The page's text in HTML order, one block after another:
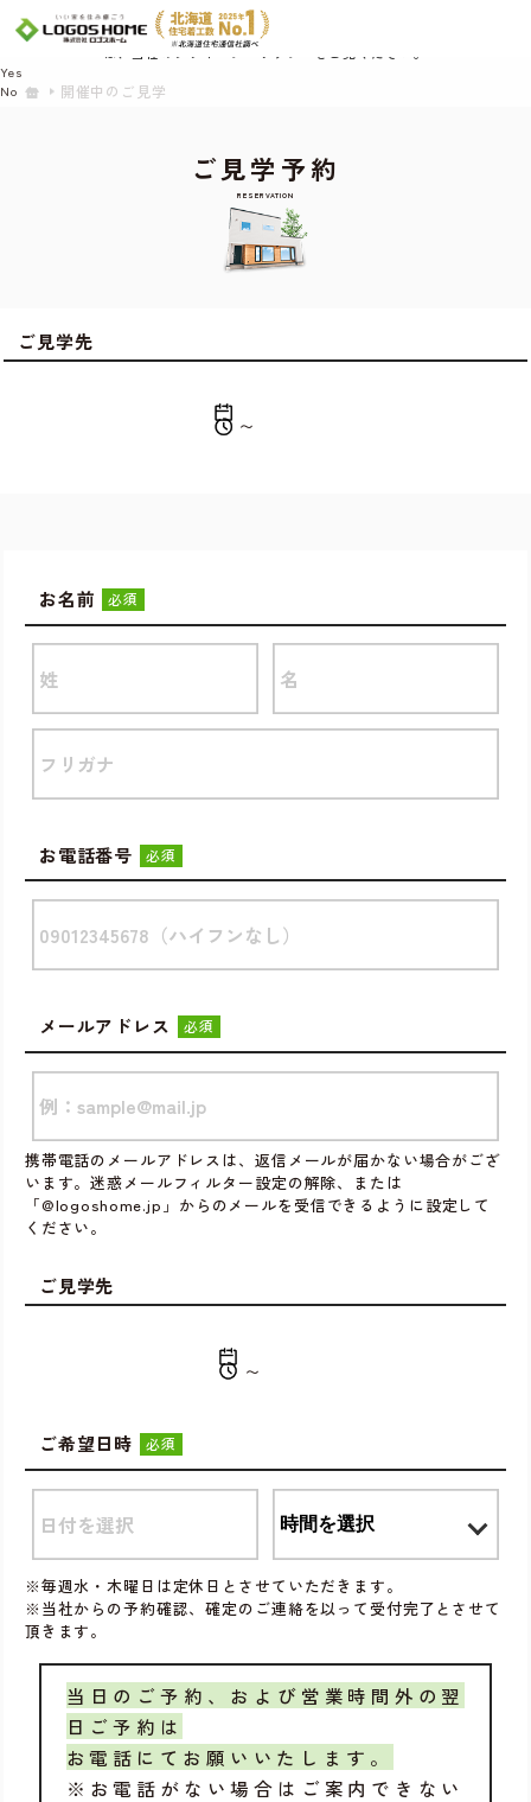
開催中のご見学
ご見学予約
RESERVATION
ご見学先
〜
お名前 必須
お電話番号 必須
メールアドレス 必須
携帯電話のメールアドレスは、返信メールが届かない場合がござ
います。迷惑メールフィルター設定の解除、または
「@logoshome.jp」からのメールを受信できるように設定して
ください。
ご見学先
〜
ご希望日時 必須
※毎週水・木曜日は定休日とさせていただきます。
※当社からの予約確認、確定のご連絡を以って受付完了とさせて
頂きます。
当日のご予約、および営業時間外の翌
日ご予約は
お電話にてお願いいたします。
※お電話がない場合はご案内できない
Cookie を使用して、お客様の活動を追跡してもよろしいですか? 当社ではお客様の
プライバシーを極めて重視しています。詳細について、およびご質問がある場合
は、当社のプライバシーポリシーをご覧ください。
Yes
No